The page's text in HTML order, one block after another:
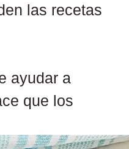
las recetas
ayudar a
que los